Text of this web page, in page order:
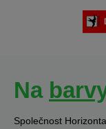
Na
Společnost